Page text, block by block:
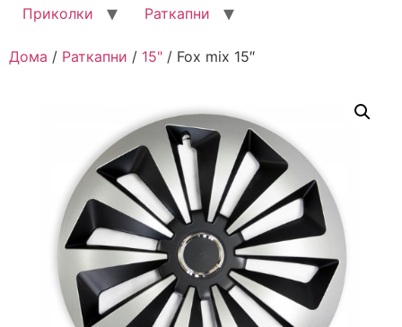
Приколки
Раткапни
Дома / Раткапни / 15" / Fox mix 15″